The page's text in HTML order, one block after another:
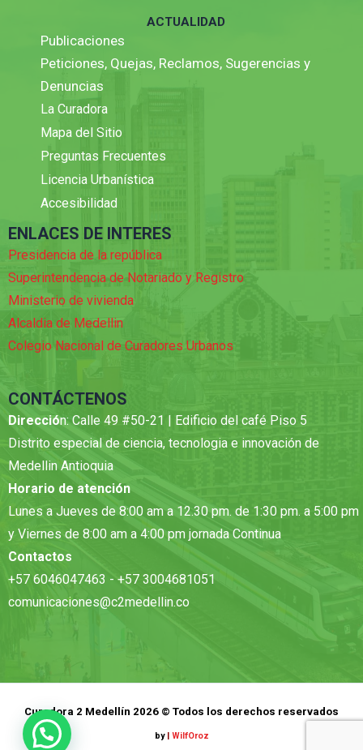
ACTUALIDAD
Publicaciones
Peticiones, Quejas, Reclamos, Sugerencias y
Denuncias
La Curadora
Mapa del Sitio
Preguntas Frecuentes
Licencia Urbanística
Accesibilidad
ENLACES DE INTERES
Presidencia de la república
Superintendencia de Notariado y Registro
Ministerio de vivienda
Alcaldia de Medellin
Colegio Nacional de Curadores Urbanos
CONTÁCTENOS
Dirección: Calle 49 #50-21 | Edificio del café Piso 5
Distrito especial de ciencia, tecnologia e innovación de
Medellin Antioquia
Horario de atención
Lunes a Jueves de 8:00 am a 12.30 pm. de 1:30 pm. a 5:00 pm
y Viernes de 8:00 am a 4:00 pm jornada Continua
Contactos
+57 6046047463 - +57 3004681051
comunicaciones@c2medellin.co
Curadora 2 Medellín 2026 © Todos los derechos reservados
by| WilfOroz